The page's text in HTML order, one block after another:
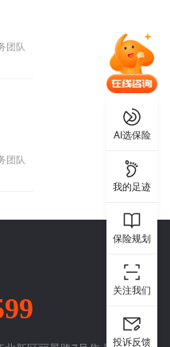
团队
团队
AI选保险
我的足迹
保险规划
关注我们
投诉反馈